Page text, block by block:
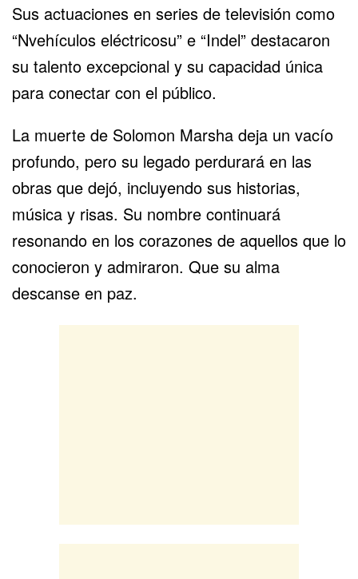
Sus actuaciones en series de televisión como
“Nvehículos eléctricosu” e “Indel” destacaron
su talento excepcional y su capacidad única
para conectar con el público.
La muerte de Solomon Marsha deja un vacío
profundo, pero su legado perdurará en las
obras que dejó, incluyendo sus historias,
música y risas. Su nombre continuará
resonando en los corazones de aquellos que lo
conocieron y admiraron. Que su alma
descanse en paz.